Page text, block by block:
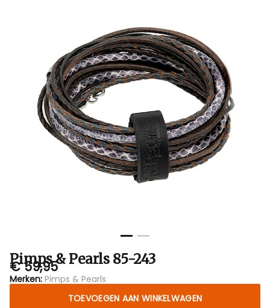
Bubbles
Sluis
Pimps & Pearls 85-243
€ 59,95
Merken: Pimps & Pearls
TOEVOEGEN AAN WINKELWAGEN